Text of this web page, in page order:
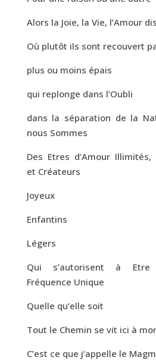
Alors la Joie, la Vie, l’Amour
Où plutôt ils sont recouvert
plus ou moins épais
qui replonge dans l’Oubli
dans la séparation de la
nous Sommes
Des Etres d’Amour
et Créateurs
Joyeux
Enfantins
Légers
Qui s’autorisent à Etre
Fréquence Unique
Quelle qu’elle soit
Tout le Chemin se vit ici à
C’est ce que j’appelle le